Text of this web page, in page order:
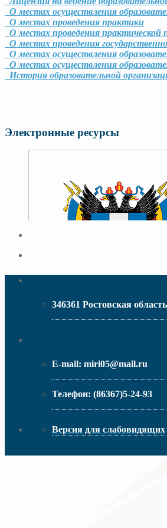
О местах осуществления
О местах проведения практики
О местах проведения практической
О местах проведения
О местах осуществления
О местах осуществления
История образовательной
Электронные ресурсы
346361 Ростовская
E-mail: miri05@mail.ru
Телефон: (86367)5-24-93
Версия для слабовидящих